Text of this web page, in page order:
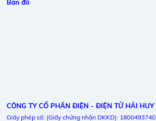
Bản đồ
CÔNG TY CỔ PHẦN ĐIỆN - ĐIỆN TỬ HẢI HUY
Giấy phép số: (Giấy chứng nhận DKKD): 1800493740